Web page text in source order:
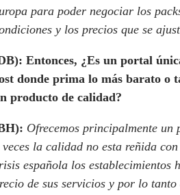
para poder negociar los
y los precios que se
Entonces, ¿Es un portal
donde prima lo más barato o
producto de calidad?
Ofrecemos principalmente un
veces la calidad no esta reñida
española los establecimientos
de sus servicios y por lo tanto